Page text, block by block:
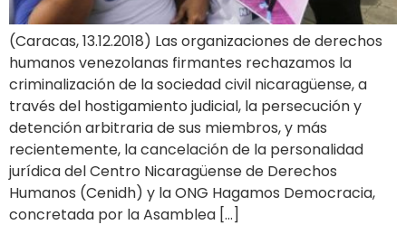
(Caracas, 13.12.2018) Las organizaciones de derechos
humanos venezolanas firmantes rechazamos la
criminalización de la sociedad civil nicaragüense, a
través del hostigamiento judicial, la persecución y
detención arbitraria de sus miembros, y más
recientemente, la cancelación de la personalidad
jurídica del Centro Nicaragüense de Derechos
Humanos (Cenidh) y la ONG Hagamos Democracia,
concretada por la Asamblea […]